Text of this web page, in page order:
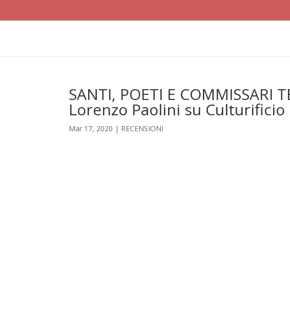
SANTI, POETI E COMMISSARI
Lorenzo Paolini su Culturificio
Mar 17, 2020 | RECENSIONI